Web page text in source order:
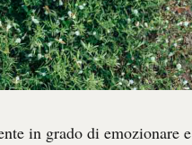
in grado di emozionare e